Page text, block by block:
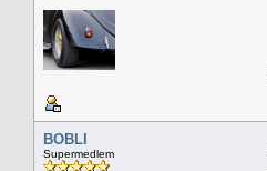
BOBLI
Supermedlem